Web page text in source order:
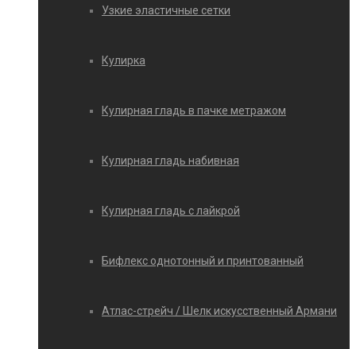
Узкие эластичные сетки
Кулирка
Кулирная гладь в пачке метражом
Кулирная гладь набивная
Кулирная гладь с лайкрой
Бифлекс однотонный и принтованный
Атлас-стрейч / Шелк искусственный Армани